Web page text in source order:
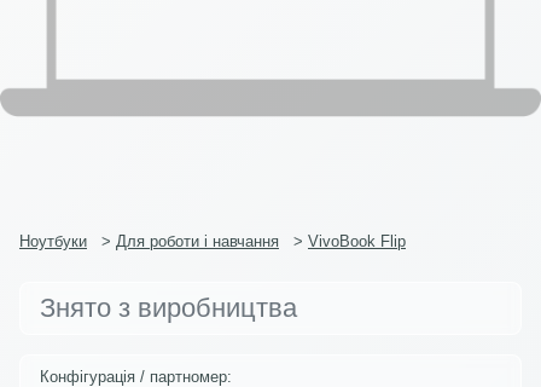
Ноутбуки > Для роботи і навчання > VivoBook Flip
Знято з виробництва
Конфігурація / партномер: